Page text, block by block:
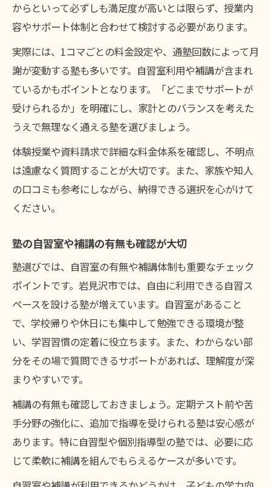
からといって必ずしも満足度が高いとは限らず、授業内
容やサポート体制と合わせて検討する必要があります。
実際には、1コマごとの料金設定や、通塾回数によって月
謝が変動する塾も多いです。自習室利用や補講が含まれ
ているかもポイントとなります。「どこまでサポートが
受けられるか」を明確にし、家計とのバランスを考えた
うえで無理なく通える塾を選びましょう。
体験授業や資料請求で詳細な料金体系を確認し、不明点
は遠慮なく質問することが大切です。また、家族や知人
の口コミも参考にしながら、納得できる選択を心がけて
ください。
塾の自習室や補講の有無も確認が大切
塾選びでは、自習室の有無や補講体制も重要なチェック
ポイントです。岩見沢市では、自由に利用できる自習ス
ペースを設ける塾が増えています。自習室があること
で、学校帰りや休日にも集中して勉強できる環境が整
い、学習習慣の定着に役立ちます。また、わからない部
分をその場で質問できるサポートがあれば、理解度が深
まりやすいです。
補講の有無も確認しておきましょう。定期テスト前や苦
手分野の強化に、追加で指導を受けられる塾は安心感が
あります。特に自習型や個別指導型の塾では、必要に応
じて柔軟に補講を組んでもらえるケースが多いです。